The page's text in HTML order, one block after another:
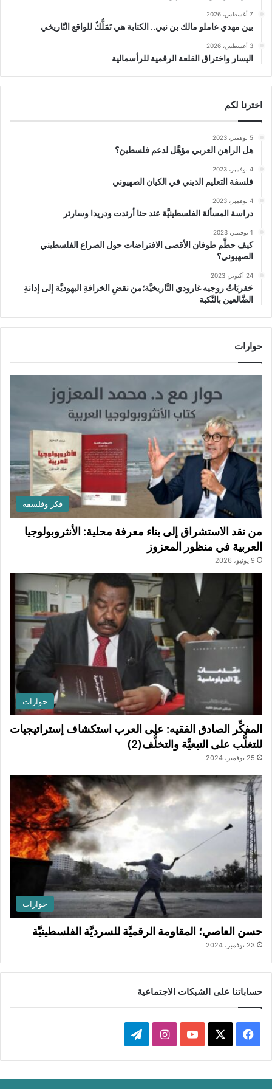
7 أغسطس، 2026
بين مهدي عاملو مالك بن نبي.. الكتابة هي تَمَلُّكٌ للواقع التّاريخي
3 أغسطس، 2026
اليسار واختراق القلعة الرقمية للرأسمالية
اخترنا لكم
5 نوفمبر، 2023
هل الراهن العربي مؤهَّل لدعم فلسطين؟
4 نوفمبر، 2023
فلسفة التعليم الديني في الكيان الصهيوني
4 نوفمبر، 2023
دراسة المسألة الفلسطينيَّة عند حنا أرندت ودريدا وسارتر
1 نوفمبر، 2023
كيف حطَّم طوفان الأقصى الافتراضات حول الصراع الفلسطيني
الصهيوني؟
24 أكتوبر، 2023
حَفريَاتُ روجيه غارودي التَّاريخيَّة؛من نقضِ الخرافةِ اليهوديَّة إلى إدانةِ
الضَّالعين بالنَّكبة
حوارات
فكر وفلسفة
من نقد الاستشراق إلى بناء معرفة محلية: الأنثروبولوجيا
العربية في منظور المعزوز
9 يونيو، 2026
حوارات
المفكِّر الصادق الفقيه: على العرب استكشاف إستراتيجيات
للتغلُّب على التبعيَّة والتخلُّف(2)
25 نوفمبر، 2024
حوارات
حسن العاصي؛ المقاومة الرقميَّة للسرديَّة الفلسطينيَّة
23 نوفمبر، 2024
حساباتنا على الشبكات الاجتماعية
ي
س
X
Y
o
ن
س
ي
ل